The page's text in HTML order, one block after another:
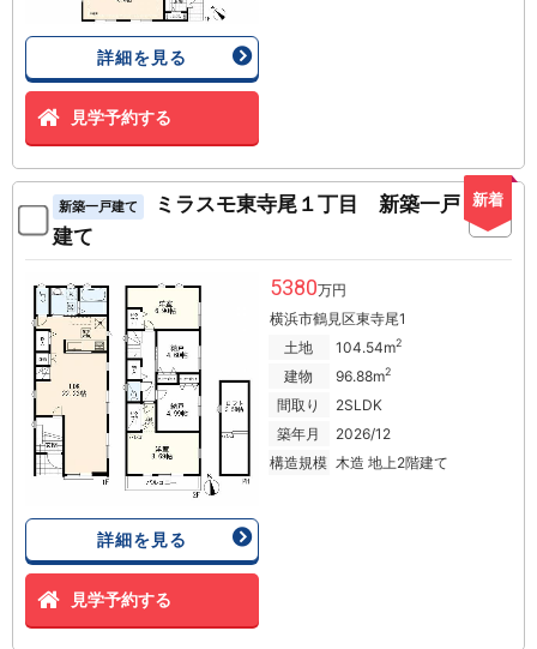
詳細を見る
見学予約する
新着
新築一戸建て
ミラスモ東寺尾１丁目 新築一戸
建て
詳細を見る
見学予約する
5380万円
横浜市鶴見区東寺尾1
土地
104.54m2
建物 96.88m2
間取り
2SLDK
築年月
2026/12
構造規模 木造 地上2階建て